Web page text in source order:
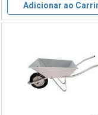
Adicionar ao